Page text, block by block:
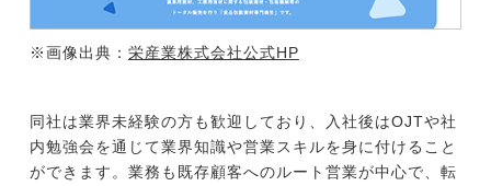
※画像出典： 栄産業株式会社公式HP
同社は業界未経験の方も歓迎しており、入社後はOJTや社
内勉強会を通じて業界知識や営業スキルを身に付けること
ができます。業務も既存顧客へのルート営業が中心で、転